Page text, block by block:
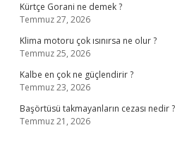
Kürtçe Gorani ne demek ?
Temmuz 27, 2026
Klima motoru çok ısınırsa ne olur ?
Temmuz 25, 2026
Kalbe en çok ne güçlendirir ?
Temmuz 23, 2026
Başörtüsü takmayanların cezası nedir ?
Temmuz 21, 2026